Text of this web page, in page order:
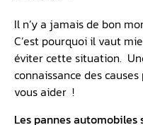
Il n’y a jamais de bon
C’est pourquoi il vaut
éviter cette situation.
connaissance des
vous aider !
Les pannes